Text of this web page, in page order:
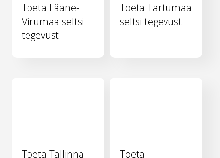
Toeta Lääne-
Virumaa seltsi
tegevust
Toeta Tartumaa
seltsi tegevust
Toeta Tallinna
Toeta